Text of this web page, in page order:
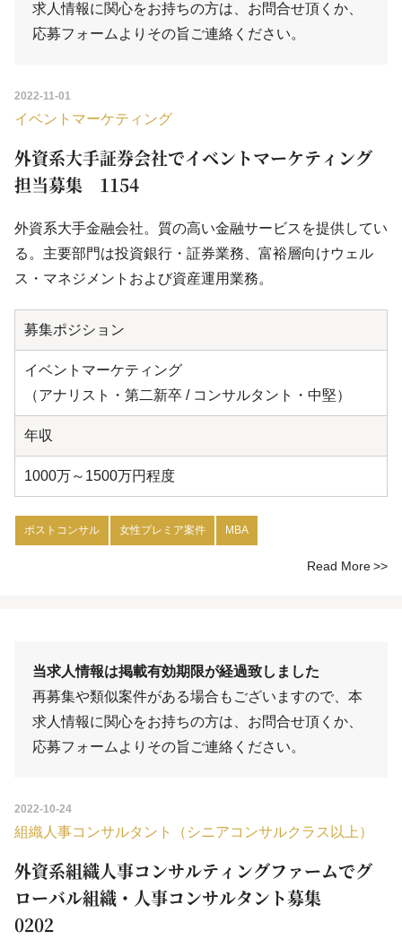
求人情報に関心をお持ちの方は、 お問合せ頂くか、
応募フォーム よりその旨ご連絡ください。
2022-11-01
イベントマーケティング
外資系大手証券会社でイベントマーケティング
担当募集 1154
外資系大手金融会社。質の高い金融サービスを提供してい
る。主要部門は投資銀行・証券業務、富裕層向けウェル
ス・マネジメントおよび資産運用業務。
募集ポジション
イベントマーケティング
（アナリスト・第二新卒 / コンサルタント・中堅）
年収
1000万～1500万円程度
ポストコンサル 女性プレミア案件 MBA
Read More
当求人情報は掲載有効期限が経過致しました
再募集や類似案件がある場合もございますので、本
求人情報に関心をお持ちの方は、 お問合せ頂くか、
応募フォーム よりその旨ご連絡ください。
2022-10-24
組織人事コンサルタント（シニアコンサルクラス以上）
外資系組織人事コンサルティングファームでグ
ローバル組織・人事コンサルタント募集
0202